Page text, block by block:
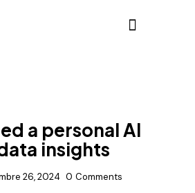
a personal AI
insights
26, 2024 0 Comments